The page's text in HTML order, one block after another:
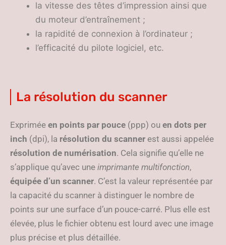
la vitesse des têtes d’impression ainsi que
du moteur d’entraînement ;
la rapidité de connexion à l’ordinateur ;
l’efficacité du pilote logiciel, etc.
La résolution du scanner
Exprimée en points par pouce (ppp) ou en dots per
inch (dpi), la résolution du scanner est aussi appelée
résolution de numérisation. Cela signifie qu’elle ne
s’applique qu’avec une imprimante multifonction,
équipée d’un scanner. C’est la valeur représentée par
la capacité du scanner à distinguer le nombre de
points sur une surface d’un pouce-carré. Plus elle est
élevée, plus le fichier obtenu est lourd avec une image
plus précise et plus détaillée.